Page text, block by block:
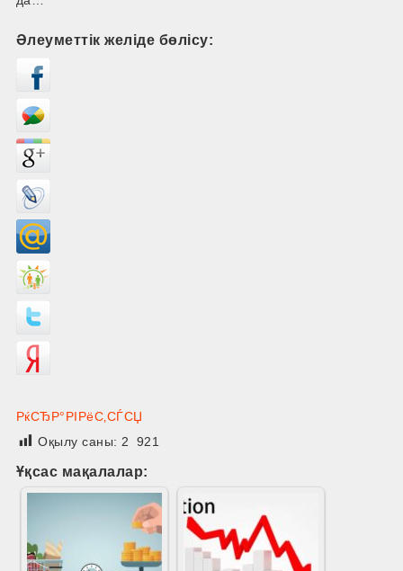
Әлеуметтік желіде бөлісу:
РќСЂР°РІРёС‚СЃСЏ
Оқылу саны: 2 921
Ұқсас мақалалар: